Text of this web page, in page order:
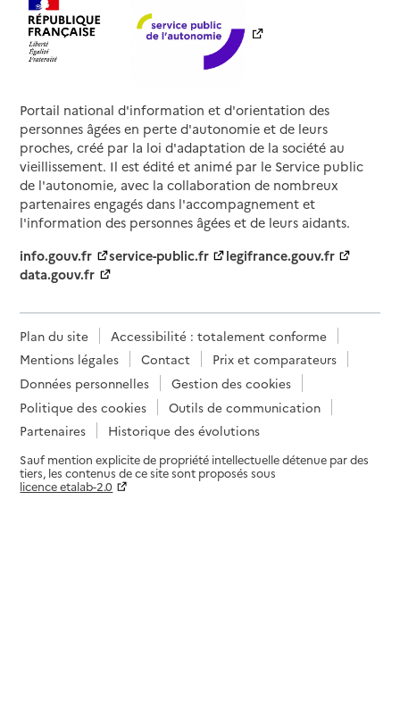
Portail national d'information et d'orientation des
personnes âgées en perte d'autonomie et de leurs
proches, créé par la loi d'adaptation de la société au
vieillissement. Il est édité et animé par le Service public
de l'autonomie, avec la collaboration de nombreux
partenaires engagés dans l'accompagnement et
l'information des personnes âgées et de leurs aidants.
info.gouv.fr
service-public.fr
legifrance.gouv.fr
data.gouv.fr
Plan du site
Accessibilité : totalement conforme
Mentions légales
Contact
Prix et comparateurs
Données personnelles
Gestion des cookies
Politique des cookies
Outils de communication
Partenaires
Historique des évolutions
Sauf mention explicite de propriété intellectuelle détenue par des
tiers, les contenus de ce site sont proposés sous
licence etalab-2.0